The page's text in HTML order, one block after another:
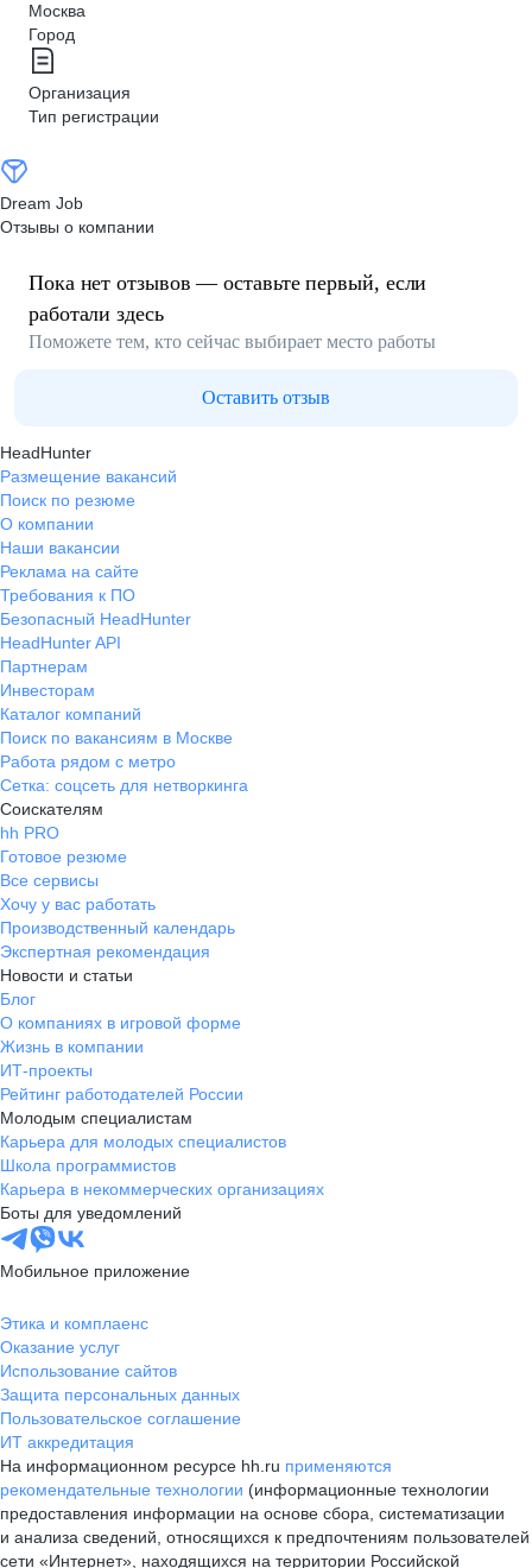
Москва
Город
Организация
Тип регистрации
Dream Job
Отзывы о компании
Пока нет отзывов — оставьте первый, если
работали здесь
Поможете тем, кто сейчас выбирает место работы
Оставить отзыв
HeadHunter
Размещение вакансий
Поиск по резюме
О компании
Наши вакансии
Реклама на сайте
Требования к ПО
Безопасный HeadHunter
HeadHunter API
Партнерам
Инвесторам
Каталог компаний
Поиск по вакансиям в Москве
Работа рядом с метро
Сетка: соцсеть для нетворкинга
Соискателям
hh PRO
Готовое резюме
Все сервисы
Хочу у вас работать
Производственный календарь
Экспертная рекомендация
Новости и статьи
Блог
О компаниях в игровой форме
Жизнь в компании
ИТ-проекты
Рейтинг работодателей России
Молодым специалистам
Карьера для молодых специалистов
Школа программистов
Карьера в некоммерческих организациях
Боты для уведомлений
Мобильное приложение
Этика и комплаенс
Оказание услуг
Использование сайтов
Защита персональных данных
Пользовательское соглашение
ИТ аккредитация
На информационном ресурсе hh.ru применяются
рекомендательные технологии (информационные технологии
предоставления информации на основе сбора, систематизации
и анализа сведений, относящихся к предпочтениям пользователей
сети «Интернет», находящихся на территории Российской